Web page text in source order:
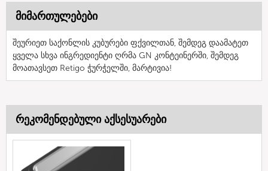
მიმართულებები
შეურიეთ საქონლის კუბურები ფქვილთან, შემდეგ დაამატეთ
ყველა სხვა ინგრედიენტი ღრმა GN კონტეინერში, შემდეგ
მოათავსეთ Retigo ჭურჭელში, მარტივია!
რეკომენდებული აქსესუარები